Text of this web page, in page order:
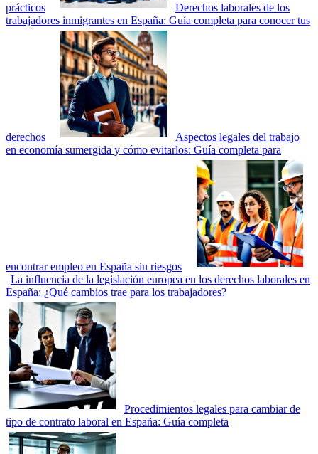
prácticos
Derechos laborales de los
trabajadores inmigrantes en España: Guía completa para conocer tus
derechos
Aspectos legales del trabajo
en economía sumergida y cómo evitarlos: Guía completa para
encontrar empleo en España sin riesgos
La influencia de la legislación europea en los derechos laborales en
España: ¿Qué cambios trae para los trabajadores?
Procedimientos legales para cambiar de
tipo de contrato laboral en España: Guía completa